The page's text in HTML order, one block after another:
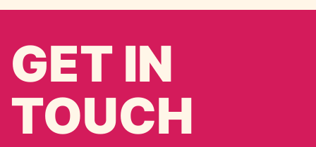
GET IN
TOUCH